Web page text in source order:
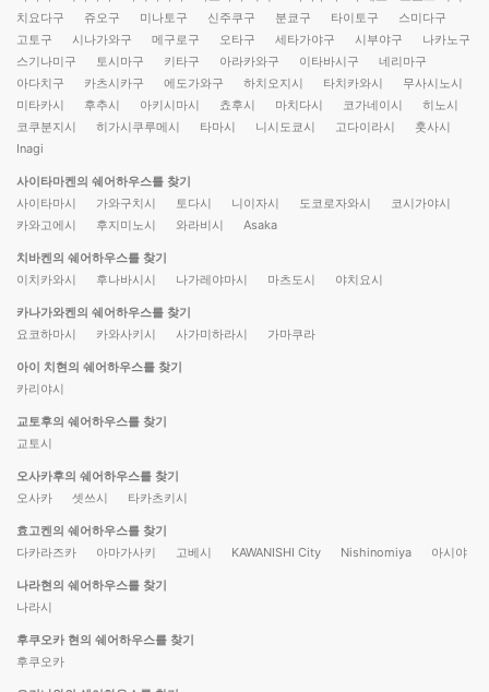
치요다구
쥬오구 미나토구 신주쿠구 분쿄구 타이토구
스미다구
고토구
시나가와구 메구로구 오타구 세타가야구 시부야구
나카노구
스기나미구
토시마구 키타구 아라카와구 이타바시구
네리마구
아다치구
카츠시카구 에도가와구 하치오지시 타치카와시
무사시노시
미타카시
후추시 아키시마시 쵸후시 마치다시 코가네이시
히노시
코쿠분지시
히가시쿠루메시 타마시 니시도쿄시 고다이라시
훗사시
Inagi
사이타마켄의 쉐어하우스를 찾기
사이타마시
가와구치시 토다시 니이자시 도코로자와시
코시가야시
카와고에시
후지미노시 와라비시 Asaka
치바켄의 쉐어하우스를 찾기
이치카와시
후나바시시 나가레야마시 마츠도시 야치요시
카나가와켄의 쉐어하우스를 찾기
요코하마시
카와사키시 사가미하라시 가마쿠라
아이 치현의 쉐어하우스를 찾기
카리야시
교토후의 쉐어하우스를 찾기
교토시
오사카후의 쉐어하우스를 찾기
오사카
셋쓰시 타카츠키시
효고켄의 쉐어하우스를 찾기
다카라즈카
아마가사키 고베시 KAWANISHI City Nishinomiya 아시야
나라현의 쉐어하우스를 찾기
나라시
후쿠오카 현의 쉐어하우스를 찾기
후쿠오카